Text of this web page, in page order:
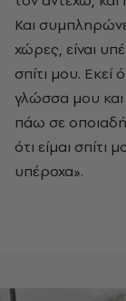
Και
χώρες, είναι
σπίτι μου.
γλώσσα μου
πάω σε
ότι είμαι
υπέροχα».